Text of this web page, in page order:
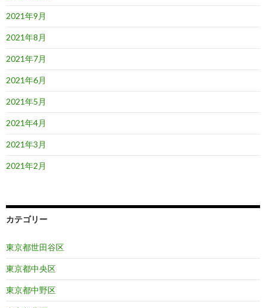
2021年9月
2021年8月
2021年7月
2021年6月
2021年5月
2021年4月
2021年3月
2021年2月
カテゴリー
東京都世田谷区
東京都中央区
東京都中野区